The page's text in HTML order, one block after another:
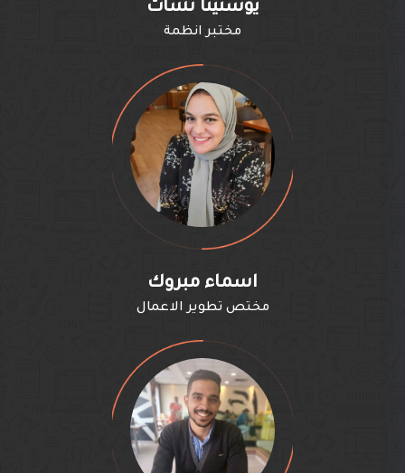
يوستينا نشآت
مختبر انظمة
اسماء مبروك
مختص تطوير الاعمال